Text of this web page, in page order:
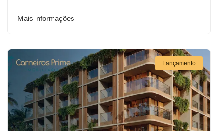
Mais informações
Lançamento